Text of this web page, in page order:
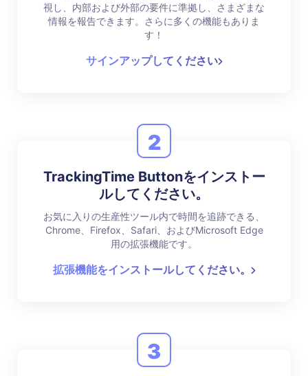
視し、内部および外部の要件に準拠し、さまざまな
情報を報告できます。さらに多くの機能もありま
す！
サインアップしてください
2
TrackingTime Buttonをインストー
ルしてください。
お気に入りの生産性ツール内で時間を追跡できる、
Chrome、Firefox、Safari、およびMicrosoft Edge
用の拡張機能です。
拡張機能をインストールしてください。
3